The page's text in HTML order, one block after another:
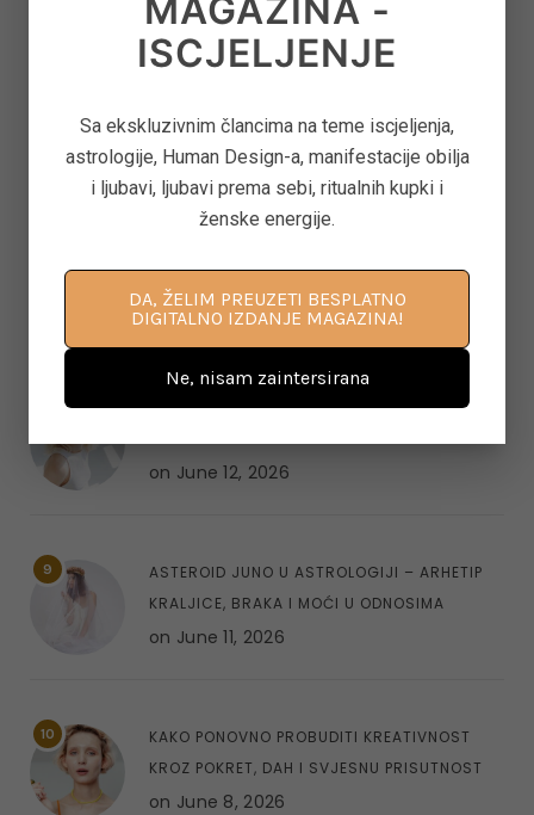
TAROT PORUKE ZA SVE ZNAKOVE ZODIJAKA –
KAKO OTPUSTITI POTREBU ZA KONTROLOM I
GLASU
June 22, 2026
‘CONTROL FREAK’ – KAKO OTPUSTITI
on June 12, 2026
9
ASTEROID JUNO U ASTROLOGIJI – ARHETIP
KRALJICE, BRAKA I MOĆI U ODNOSIMA
on June 11, 2026
10
KAKO PONOVNO PROBUDITI KREATIVNOST
KROZ POKRET, DAH I SVJESNU PRISUTNOST
on June 8, 2026
MAGAZINA -
ISCJELJENJE
Sa ekskluzivnim člancima na teme iscjeljenja,
astrologije, Human Design-a, manifestacije obilja
i ljubavi, ljubavi prema sebi, ritualnih kupki i
ženske energije.
DA, ŽELIM PREUZETI BESPLATNO
DIGITALNO IZDANJE MAGAZINA!
Ne, nisam zaintersirana